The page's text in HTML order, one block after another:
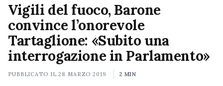
Vigili del fuoco, Barone
convince l’onorevole
Tartaglione: «Subito una
interrogazione in Parlamento»
PUBBLICATO IL28 MARZO 2019 2 MIN